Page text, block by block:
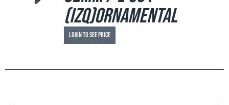
(izq)ornamental
Login to see price